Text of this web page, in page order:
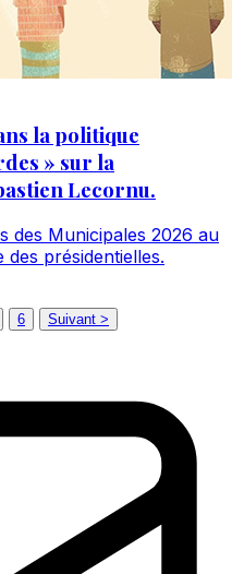
la politique
» sur la
Lecornu.
des Municipales 2026 au
présidentielles.
6 Suivant >